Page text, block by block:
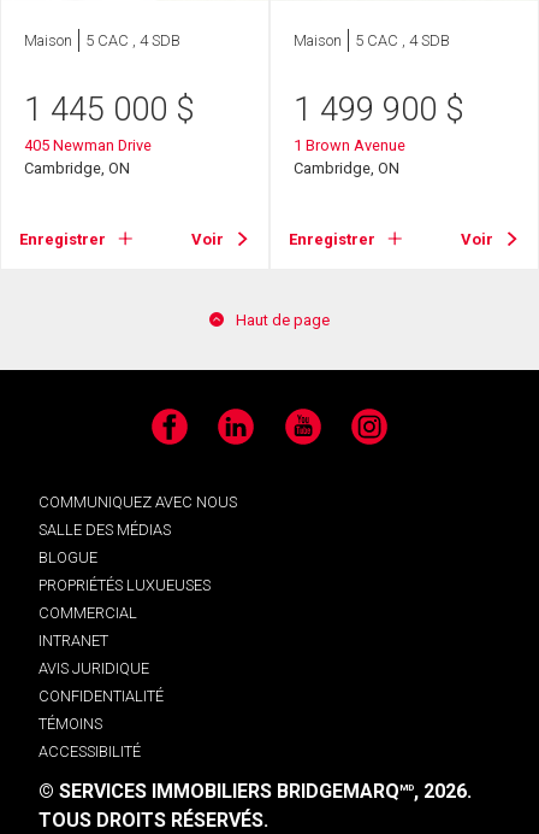
Maison 5 CAC , 4 SDB
1 445 000 $
405 Newman Drive
Cambridge, ON
Enregistrer Voir
Maison 5 CAC , 4 SDB
1 499 900 $
1 Brown Avenue
Cambridge, ON
Enregistrer Voir
Haut de page
Facebook LinkedIn YouTube Instagram
COMMUNIQUEZ AVEC NOUS
SALLE DES MÉDIAS
BLOGUE
PROPRIÉTÉS LUXUEUSES
COMMERCIAL
INTRANET
AVIS JURIDIQUE
CONFIDENTIALITÉ
TÉMOINS
ACCESSIBILITÉ
© SERVICES IMMOBILIERS BRIDGEMARQMD, 2026.
TOUS DROITS RÉSERVÉS.